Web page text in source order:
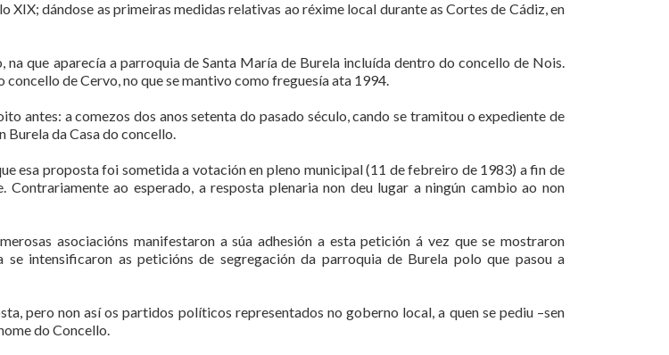
dándose as primeiras medidas relativas ao réxime local durante as Cortes de Cádiz, en
que aparecía a parroquia de Santa María de Burela incluída dentro do concello de Nois.
de Cervo, no que se mantivo como freguesía ata 1994.
antes: a comezos dos anos setenta do pasado século, cando se tramitou o expediente de
Burela da Casa do concello.
esa proposta foi sometida a votación en pleno municipal (11 de febreiro de 1983) a fin de
ao esperado, a resposta plenaria non deu lugar a ningún cambio ao non
asociacións manifestaron a súa adhesión a esta petición á vez que se mostraron
intensificaron as peticións de segregación da parroquia de Burela polo que pasou a
pero non así os partidos políticos representados no goberno local, a quen se pediu –sen
do Concello.